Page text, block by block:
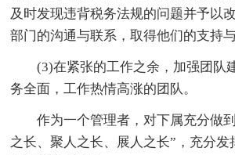
及时发现违背税务法规的问题并予以
部门的沟通与联系，取得他们的支持与
(3)在紧张的工作之余，加强团队
务全面，工作热情高涨的团队。
作为一个管理者，对下属充分做
之长、聚人之长、展人之长”，充分发